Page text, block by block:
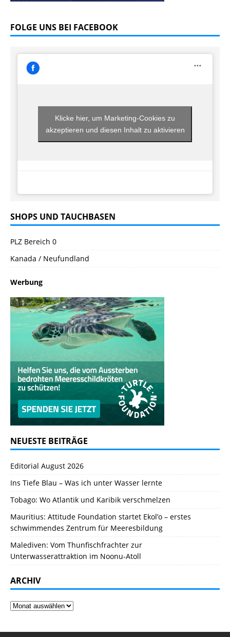
FOLGE UNS BEI FACEBOOK
Klicke hier, um Marketing-Cookies zu
akzeptieren und diesen Inhalt zu aktivieren
SHOPS UND TAUCHBASEN
PLZ Bereich 0
Kanada / Neufundland
Werbung
NEUESTE BEITRÄGE
Editorial August 2026
Ins Tiefe Blau – Was ich unter Wasser lernte
Tobago: Wo Atlantik und Karibik verschmelzen
Mauritius: Attitude Foundation startet Ekol’o – erstes
schwimmendes Zentrum für Meeresbildung
Malediven: Vom Thunfischfrachter zur
Unterwasserattraktion im Noonu-Atoll
ARCHIV